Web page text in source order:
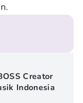
Creator
Indonesia